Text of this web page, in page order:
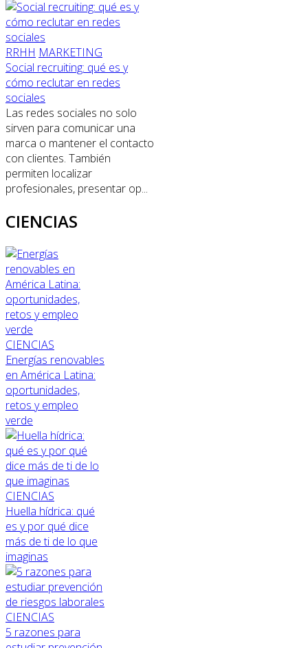
RRHH MARKETING
Social recruiting: qué es y
cómo reclutar en redes
sociales
Las redes sociales no solo
sirven para comunicar una
marca o mantener el contacto
con clientes. También
permiten localizar
profesionales, presentar op...
CIENCIAS
CIENCIAS
Energías renovables
en América Latina:
oportunidades,
retos y empleo
verde
CIENCIAS
Huella hídrica: qué
es y por qué dice
más de ti de lo que
imaginas
CIENCIAS
5 razones para